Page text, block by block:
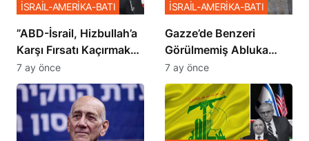
​​​​​​​”ABD-İsrail, Hizbullah’a
Karşı Fırsatı Kaçırmak
İstemiyor”
İSRAİL-AMERİKA-BATI
7 ay önce
​​​​​​​Gazze’de Benzeri
Görülmemiş Abluka
Planı
İSRAİL-AMERİKA-BATI
7 ay önce